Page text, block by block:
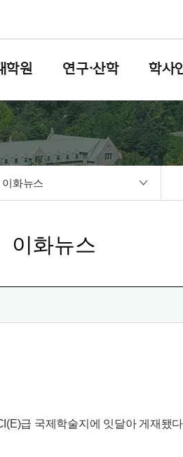
학원 연구·산학 학사
이화뉴스
이화뉴스
급 국제학술지에 잇달아 게재됐